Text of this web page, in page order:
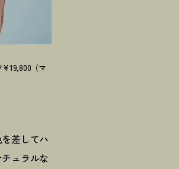
¥19,800（マ
差してハ
ュラルな